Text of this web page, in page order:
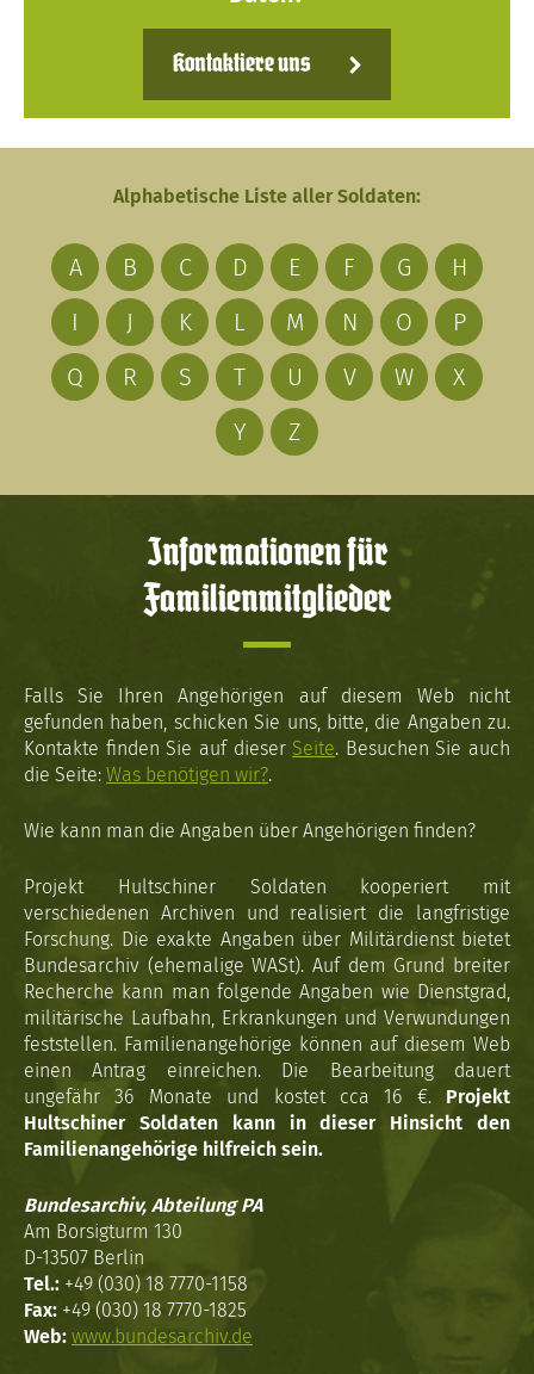
Kontaktiere uns
Alphabetische Liste aller Soldaten:
A B C D E F G
H
I
J K L M N O
P
Q
R S T U V W
X
Y
Z
Informationen für
Familienmitglieder
Falls Sie Ihren Angehörigen auf diesem Web nicht
gefunden haben, schicken Sie uns, bitte, die Angaben zu.
Kontakte finden Sie auf dieser Seite. Besuchen Sie auch
die Seite: Was benötigen wir?.
Wie kann man die Angaben über Angehörigen finden?
Projekt Hultschiner Soldaten kooperiert mit
verschiedenen Archiven und realisiert die langfristige
Forschung. Die exakte Angaben über Militärdienst bietet
Bundesarchiv (ehemalige WASt). Auf dem Grund breiter
Recherche kann man folgende Angaben wie Dienstgrad,
militärische Laufbahn, Erkrankungen und Verwundungen
feststellen. Familienangehörige können auf diesem Web
einen Antrag einreichen. Die Bearbeitung dauert
ungefähr 36 Monate und kostet cca 16 €. Projekt
Hultschiner Soldaten kann in dieser Hinsicht den
Familienangehörige hilfreich sein.
Bundesarchiv, Abteilung PA
Am Borsigturm 130
D-13507 Berlin
Tel.: +49 (030) 18 7770-1158
Fax: +49 (030) 18 7770-1825
Web: www.bundesarchiv.de